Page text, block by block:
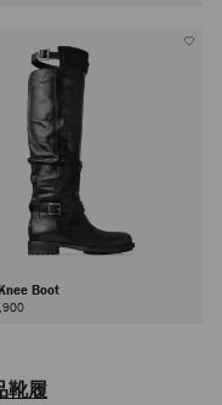
Boot
靴履